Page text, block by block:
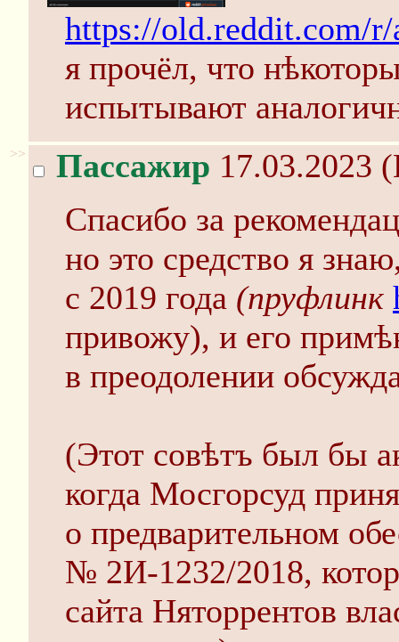
https://old.reddit.com/r/
я прочёл, что
испытывают
>> Пассажир 17.03.2023
Спасибо за
но это средство я
с 2019 года (пруфлинк
привожу), и его
в преодолении
(Этот совѣтъ был бы
когда Мосгорсуд
о предварительном
№ 2И-1232/2018,
сайта Няторрентов